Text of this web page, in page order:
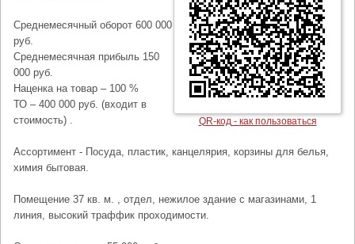
QR-код - как пользоваться
Среднемесячный оборот 600 000
руб.
Среднемесячная прибыль 150
000 руб.
Наценка на товар – 100 %
ТО – 400 000 руб. (входит в
стоимость) .
Ассортимент - Посуда, пластик, канцелярия, корзины для белья,
химия бытовая.
Помещение 37 кв. м. , отдел, нежилое здание с магазинами, 1
линия, высокий траффик проходимости.